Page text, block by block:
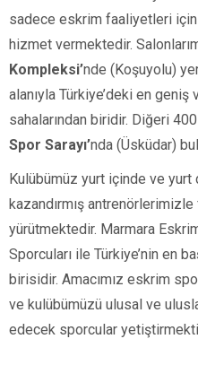
sadece eskrim faaliyetleri
hizmet vermektedir.
Kompleksi’nde (Koşuyolu)
alanıyla Türkiye’deki en geniş
sahalarından biridir. Diğeri
Spor Sarayı’nda (Üsküdar)
Kulübümüz yurt içinde ve yurt
kazandırmış antrenörlerimizle
yürütmektedir. Marmara
Sporcuları ile Türkiye’nin en
birisidir. Amacımız eskrim
ve kulübümüzü ulusal ve
edecek sporcular